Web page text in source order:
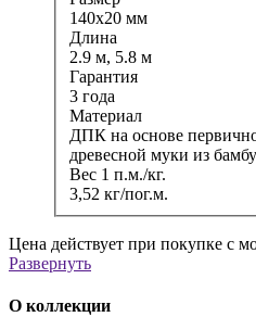
140x20 мм
Длина
2.9 м, 5.8 м
Гарантия
3 года
Материал
ДПК на основе
древесной муки из
Вес 1 п.м./кг.
3,52 кг/пог.м.
Цена действует при покупке с
Развернуть
О коллекции